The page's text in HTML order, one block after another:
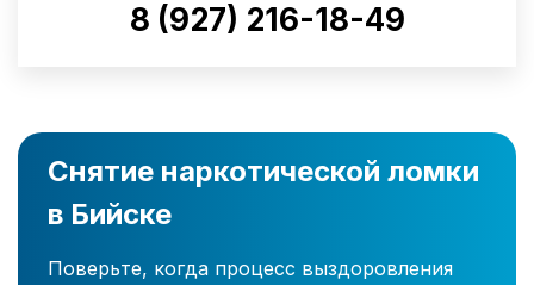
8 (927) 216-18-49
Снятие наркотической ломки
в Бийске
Поверьте, когда процесс выздоровления